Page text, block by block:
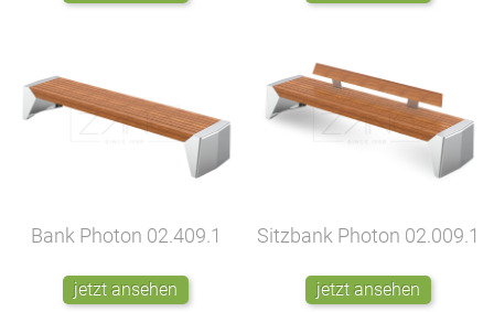
Bank Photon 02.409.1
jetzt ansehen
Sitzbank Photon 02.009.1
jetzt ansehen